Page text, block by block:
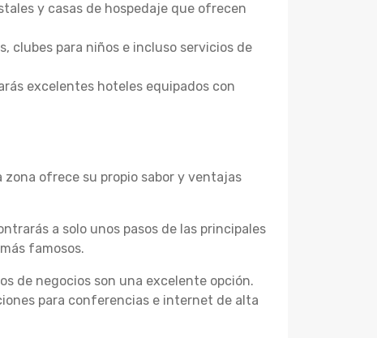
y casas de hospedaje que ofrecen
clubes para niños e incluso servicios de
excelentes hoteles equipados con
ofrece su propio sabor y ventajas
a solo unos pasos de las principales
famosos.
de negocios son una excelente opción.
para conferencias e internet de alta